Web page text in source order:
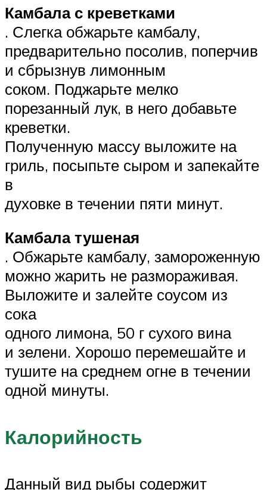
Камбала с креветками
. Слегка обжарьте камбалу,
предварительно посолив, поперчив
и сбрызнув лимонным
соком. Поджарьте мелко
порезанный лук, в него добавьте
креветки.
Полученную массу выложите на
гриль, посыпьте сыром и запекайте
в
духовке в течении пяти минут.
Камбала тушеная
. Обжарьте камбалу, замороженную
можно жарить не размораживая.
Выложите и залейте соусом из
сока
одного лимона, 50 г сухого вина
и зелени. Хорошо перемешайте и
тушите на среднем огне в течении
одной минуты.
Калорийность
Данный вид рыбы содержит